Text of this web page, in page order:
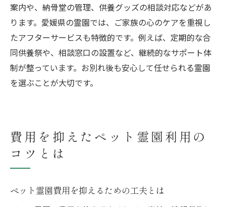
案内や、納骨堂の管理、供養グッズの相談対応などがあ
ります。愛媛県の霊園では、ご家族の心のケアを重視し
たアフターサービスも特徴的です。例えば、定期的な合
同供養祭や、相談窓口の設置など、継続的なサポート体
制が整っています。お別れ後も安心して任せられる霊園
を選ぶことが大切です。
費用を抑えたペット霊園利用の
コツとは
ペット霊園費用を抑えるための工夫とは